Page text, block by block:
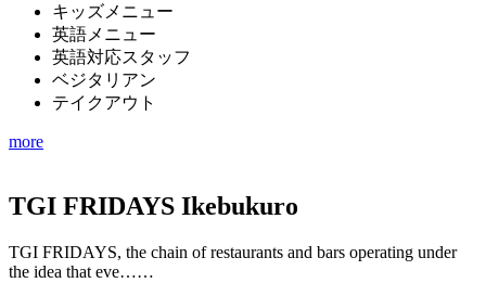
キッズメニュー
英語メニュー
英語対応スタッフ
ベジタリアン
テイクアウト
more
TGI FRIDAYS Ikebukuro
TGI FRIDAYS, the chain of restaurants and bars operating under
the idea that eve……